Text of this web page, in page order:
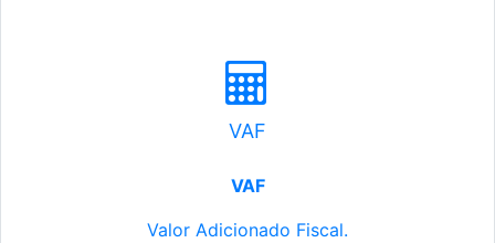
VAF
VAF
Valor Adicionado Fiscal.